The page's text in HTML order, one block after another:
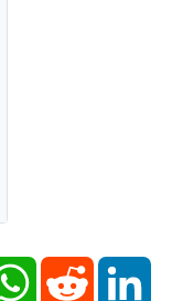
WhatsAppReddit